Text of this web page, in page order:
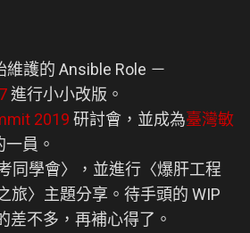
維護的 Ansible Role －
進行小小改版。
2019 研討會，並成為臺灣敏
一員。
同學會〉，並進行〈爆肝工程
旅〉主題分享。待手頭的 WIP
差不多，再補心得了。